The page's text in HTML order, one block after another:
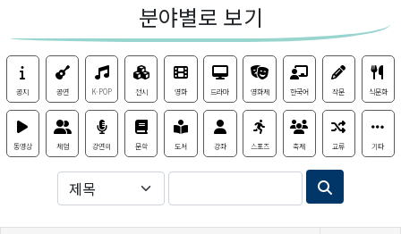
분야별로 보기
공지 공연 K-POP 전시 영화 드라마 영화제 한국어 작문 식문화
동영상 체험 강연회 문학 도서 강좌 스포츠 축제 교류 기타